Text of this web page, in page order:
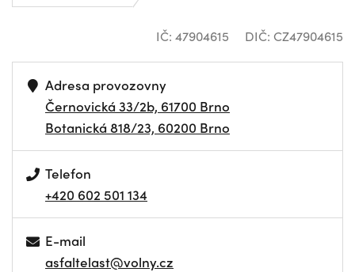
IČ: 47904615 DIČ: CZ47904615
Adresa provozovny
Černovická 33/2b, 61700 Brno
Botanická 818/23, 60200 Brno
Telefon
+420 602 501 134
E-mail
asfaltelast@volny.cz